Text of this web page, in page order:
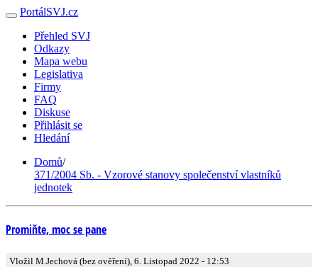
PortálSVJ.cz
Přehled SVJ
Odkazy
Mapa webu
Legislativa
Firmy
FAQ
Diskuse
Přihlásit se
Hledání
Domů/
371/2004 Sb. - Vzorové stanovy společenství vlastníků
jednotek
Promiňte, moc se pane
Vložil M.Jechová (bez ověření), 6. Listopad 2022 - 12:53